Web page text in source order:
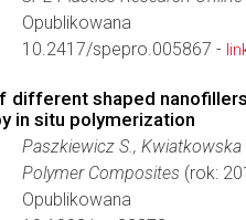
Opublikowana
10.2417/spepro.005867 -
different shaped
in situ polymerization
Paszkiewicz S.,
Polymer Composites (rok:
Opublikowana